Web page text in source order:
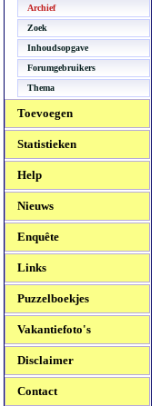
Archief
Zoek
Inhoudsopgave
Forumgebruikers
Thema
Toevoegen
Statistieken
Help
Nieuws
Enquête
Links
Puzzelboekjes
Vakantiefoto's
Disclaimer
Contact